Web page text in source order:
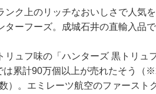
ク上のリッチなおいしさで人気
ーフーズ。成城石井の直輸入品で
ュフ味の「ハンターズ 黒トリュ
は累計90万個以上が売れたそう（
）。エミレーツ航空のファースト